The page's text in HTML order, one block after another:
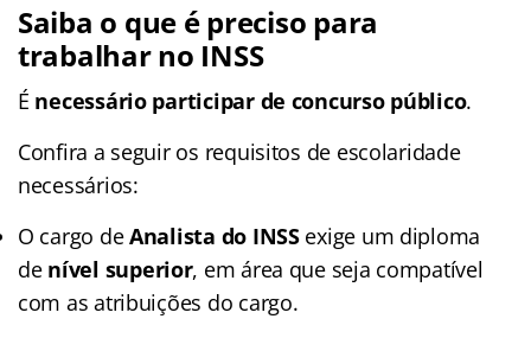
Saiba o que é preciso para
trabalhar no INSS
É necessário participar de concurso público.
Confira a seguir os requisitos de escolaridade
necessários:
O cargo deAnalista do INSSexige um diploma
de nível superior, em área que seja compatível
com as atribuições do cargo.